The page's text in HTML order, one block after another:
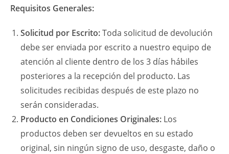
Requisitos Generales:
Solicitud por Escrito:Toda solicitud de devolución
debe ser enviada por escrito a nuestro equipo de
atención al cliente dentro de los 3 días hábiles
posteriores a la recepción del producto. Las
solicitudes recibidas después de este plazo no
serán consideradas.
Producto en Condiciones Originales: Los
productos deben ser devueltos en su estado
original, sin ningún signo de uso, desgaste, daño o